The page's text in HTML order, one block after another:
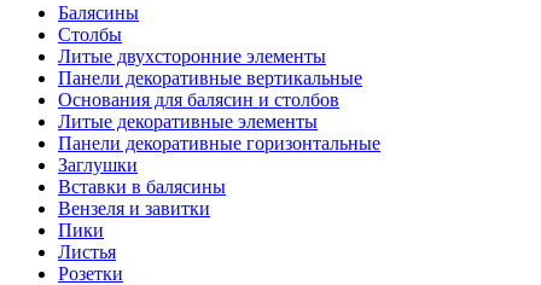
Балясины
Столбы
Литые двухсторонние элементы
Панели декоративные вертикальные
Основания для балясин и столбов
Литые декоративные элементы
Панели декоративные горизонтальные
Заглушки
Вставки в балясины
Вензеля и завитки
Пики
Листья
Розетки